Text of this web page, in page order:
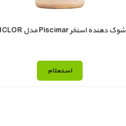
شوک دهنده استخر Piscimar مدل DICLOR
استعلام